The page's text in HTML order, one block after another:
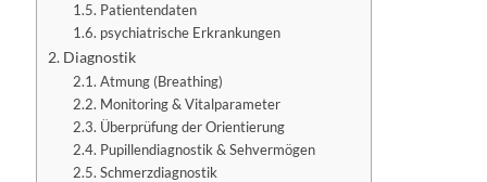
Patientendaten
psychiatrische Erkrankungen
Diagnostik
Atmung (Breathing)
Monitoring & Vitalparameter
Überprüfung der Orientierung
Pupillendiagnostik & Sehvermögen
Schmerzdiagnostik